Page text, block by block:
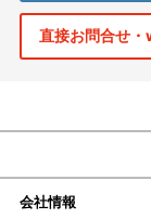
直接お問合せ
会社情報